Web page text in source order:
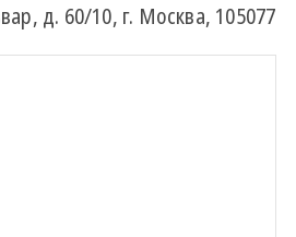
д. 60/10, г. Москва, 105077